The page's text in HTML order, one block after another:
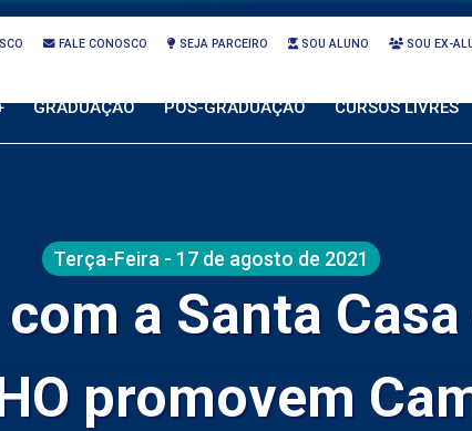
FALE CONOSCO SEJA PARCEIRO SOU ALUNO SOU EX-
GRADUAÇÃO PÓS-GRADUAÇÃO CURSOS LIVRES
Terça-Feira - 17 de agosto de 2021
a Santa
promovem